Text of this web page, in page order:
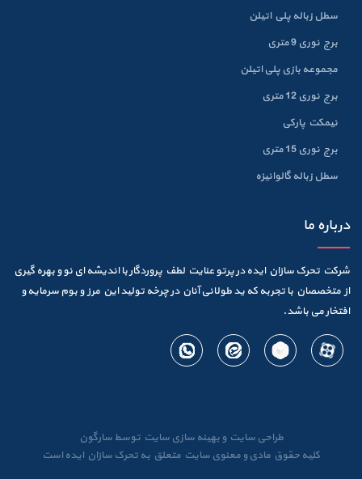
سطل زباله پلي اتيلن
برج نوری 9 متری
مجموعه بازی پلی اتیلن
برج نوری 12 متری
نیمکت پارکی
برج نوری 15 متری
سطل زباله گالوانيزه
درباره ما
شرکت تحرک سازان ایده در پرتو عنایت لطف پروردگار با اندیشه ای نو و بهره گیری
از متخصصان با تجربه که ید طولانی آنان در چرخه تولید این مرز و بوم سرمایه و
افتخار می باشد.
طراحی سایتو بهینه سازی سایتتوسط سارگون
کلیه حقوق مادی و معنوی سایت متعلق به تحرک سازان ایده است